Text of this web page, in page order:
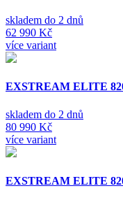
skladem do 2 dnů
62 990 Kč
více variant
EXSTREAM ELITE
skladem do 2 dnů
80 990 Kč
více variant
EXSTREAM ELITE